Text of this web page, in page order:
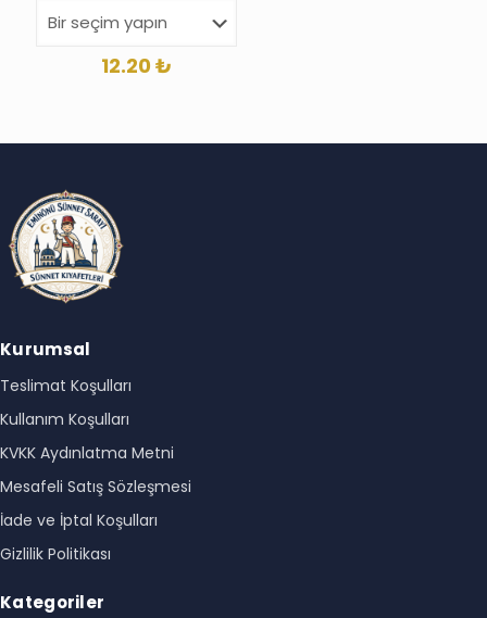
12.20₺
Kurumsal
Teslimat Koşulları
Kullanım Koşulları
KVKK Aydınlatma Metni
Mesafeli Satış Sözleşmesi
İade ve İptal Koşulları
Gizlilik Politikası
Kategoriler